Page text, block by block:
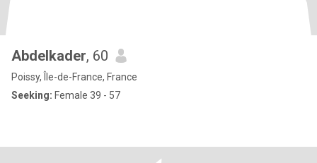
Abdelkader, 60
Poissy, Île-de-France, France
Seeking: Female 39 - 57